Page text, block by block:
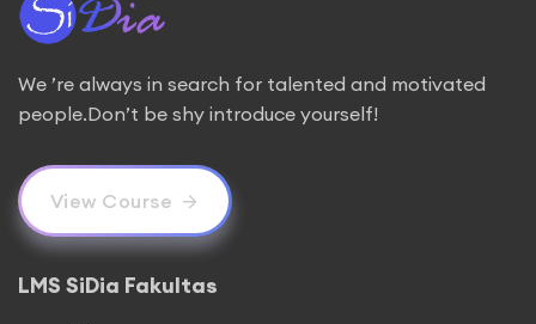
We ’re always in search for talented and motivated
people.Don’t be shy introduce yourself!
View Course
LMS SiDia Fakultas